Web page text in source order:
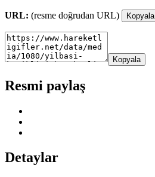
URL: (resme doğrudan URL) Kopyala
Kopyala
Resmi paylaş
Detaylar